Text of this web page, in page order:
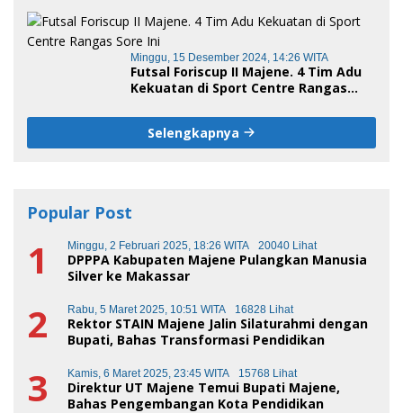
Minggu, 15 Desember 2024, 14:26 WITA
Futsal Foriscup II Majene. 4 Tim Adu
Kekuatan di Sport Centre Rangas
Selengkapnya
Popular Post
1 Minggu, 2 Februari 2025, 18:26 WITA 20040 Lihat
DPPPA Kabupaten Majene Pulangkan Manusia
Silver ke Makassar
2 Rabu, 5 Maret 2025, 10:51 WITA 16828 Lihat
Rektor STAIN Majene Jalin Silaturahmi dengan
Bupati, Bahas Transformasi Pendidikan
3 Kamis, 6 Maret 2025, 23:45 WITA 15768 Lihat
Direktur UT Majene Temui Bupati Majene,
Bahas Pengembangan Kota Pendidikan